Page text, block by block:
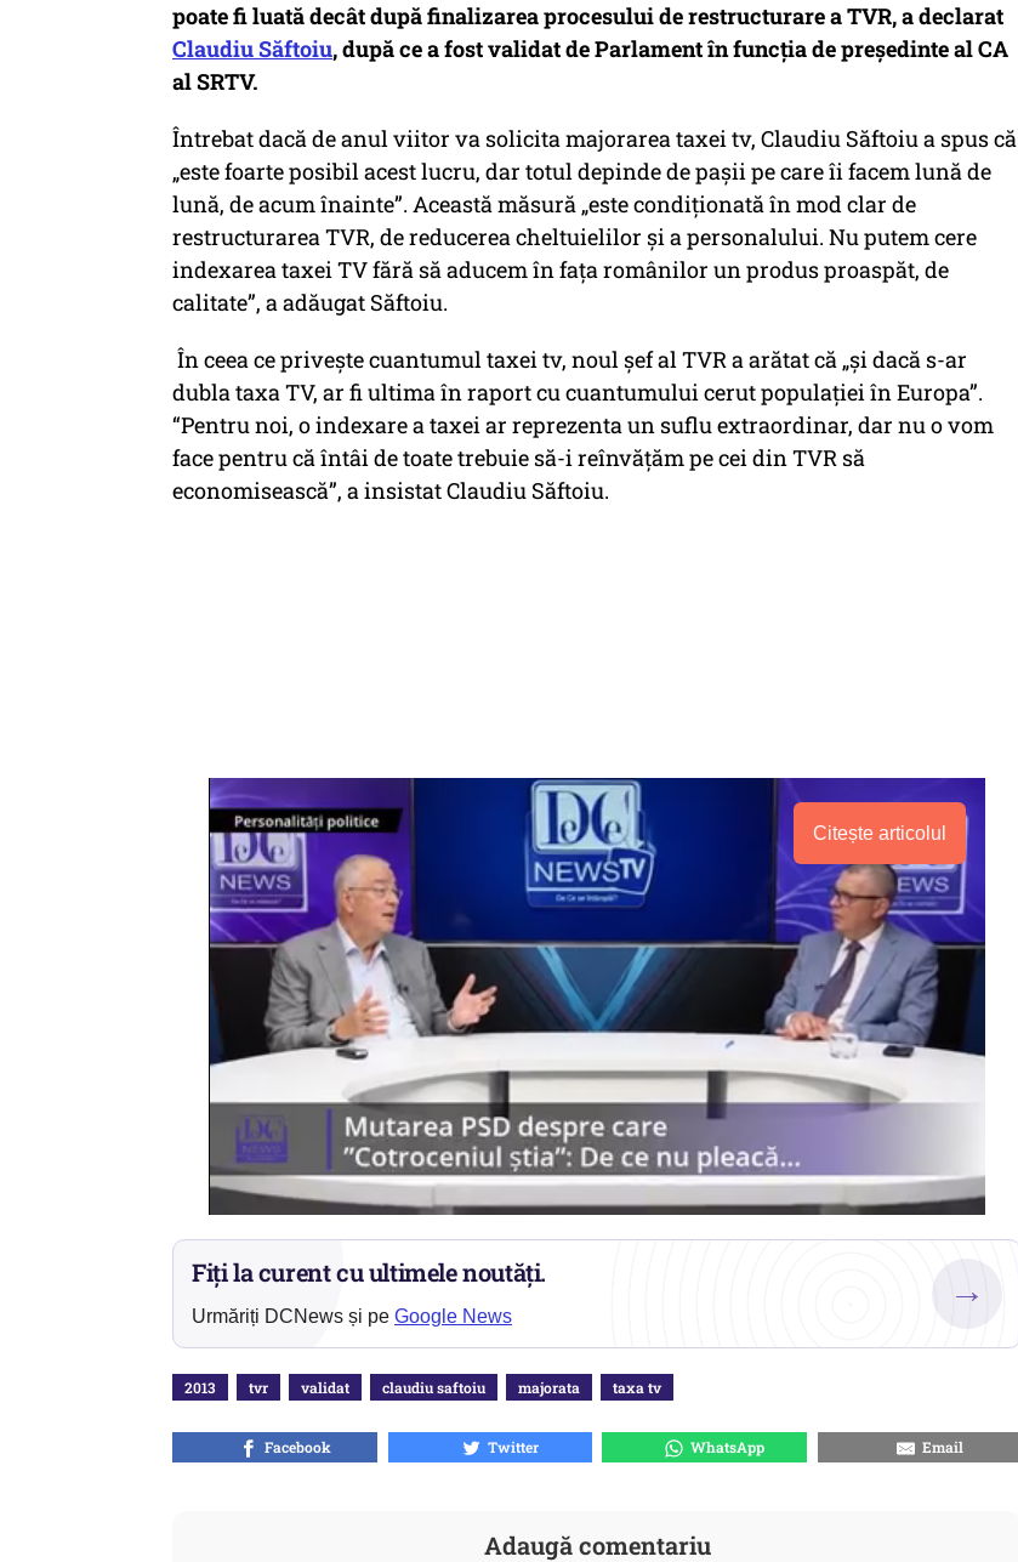
poate fi luată decât după finalizarea procesului de restructurare a TVR, a declarat
Claudiu Săftoiu, după ce a fost validat de Parlament în funcția de preşedinte al CA
al SRTV.
Întrebat dacă de anul viitor va solicita majorarea taxei tv, Claudiu Săftoiu a spus că
„este foarte posibil acest lucru, dar totul depinde de paşii pe care îi facem lună de
lună, de acum înainte”. Această măsură „este condiţionată în mod clar de
restructurarea TVR, de reducerea cheltuielilor şi a personalului. Nu putem cere
indexarea taxei TV fără să aducem în faţa românilor un produs proaspăt, de
calitate”, a adăugat Săftoiu.
În ceea ce priveşte cuantumul taxei tv, noul şef al TVR a arătat că „şi dacă s-ar
dubla taxa TV, ar fi ultima în raport cu cuantumului cerut populaţiei în Europa”.
“Pentru noi, o indexare a taxei ar reprezenta un suflu extraordinar, dar nu o vom
face pentru că întâi de toate trebuie să-i reînvăţăm pe cei din TVR să
economisească”, a insistat Claudiu Săftoiu.
Citește articolul
Fiți la curent cu ultimele noutăți.
Urmăriți DCNews și pe Google News
→
2013 tvr validat claudiu saftoiu majorata taxa tv
Facebook Twitter WhatsApp Email
Adaugă comentariu